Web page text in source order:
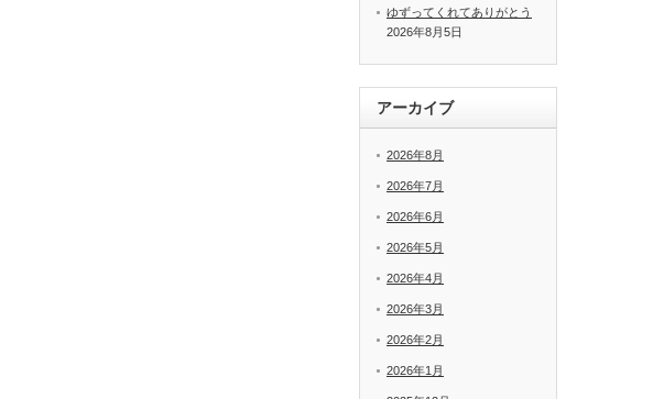
ゆずってくれてありがとう
2026年8月5日
アーカイブ
2026年8月
2026年7月
2026年6月
2026年5月
2026年4月
2026年3月
2026年2月
2026年1月